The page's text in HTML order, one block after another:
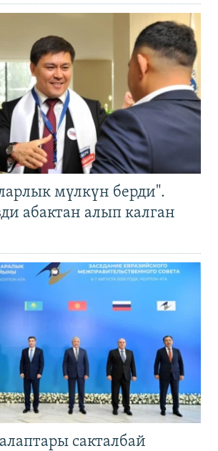
мүлкүн берди".
абактан алып калган
сакталбай